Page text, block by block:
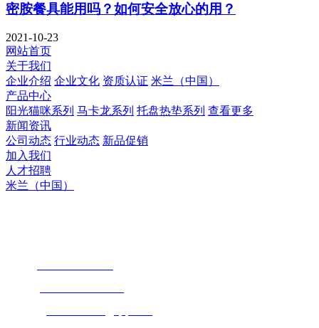
密胺餐具能用吗？如何安全放心的用？
2021-10-23
网站首页
关于我们
企业介绍 企业文化 资质认证 米兰（中国）
产品中心
阳光猫咪系列 马卡龙系列 托盘热垫系列 查看更多
新闻资讯
公司动态 行业动态 新品促销
加入我们
人才招聘
米兰（中国）